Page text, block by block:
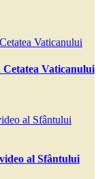
Vaticanului
al Sfântului